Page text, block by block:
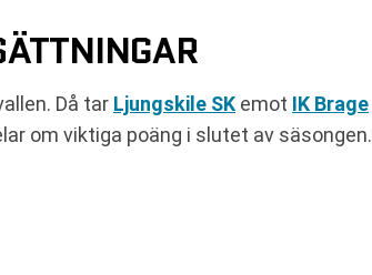
Då tar Ljungskile SK emot IK Brage
om viktiga poäng i slutet av säsongen.